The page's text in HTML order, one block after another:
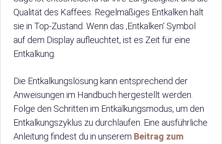
Qualität des Kaffees. Regelmäßiges Entkalken hält
sie in Top-Zustand. Wenn das ‚Entkalken‘ Symbol
auf dem Display aufleuchtet, ist es Zeit für eine
Entkalkung.
Die Entkalkungslösung kann entsprechend der
Anweisungen im Handbuch hergestellt werden.
Folge den Schritten im Entkalkungsmodus, um den
Entkalkungszyklus zu durchlaufen. Eine ausführliche
Anleitung findest du in unserem Beitrag zum